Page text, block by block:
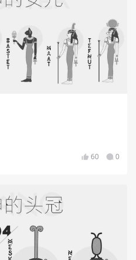
60 0